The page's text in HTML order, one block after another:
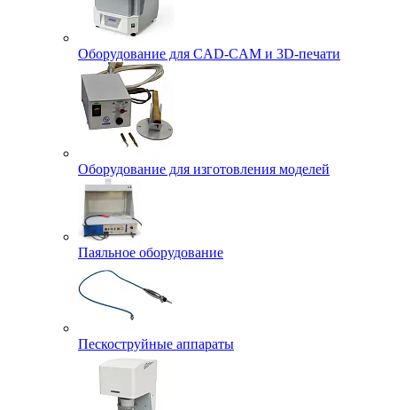
Оборудование для CAD-CAM и 3D-печати
Оборудование для изготовления моделей
Паяльное оборудование
Пескоструйные аппараты